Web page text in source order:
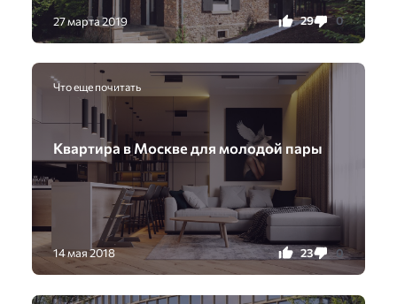
27 марта 2019 29 0
Что еще почитать
Квартира в Москве для молодой пары
14 мая 2018 23 0